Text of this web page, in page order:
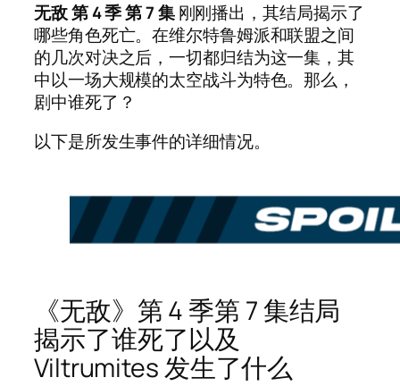
无敌第 4 季 第 7 集刚刚播出，其结局揭示了
哪些角色死亡。在维尔特鲁姆派和联盟之间
的几次对决之后，一切都归结为这一集，其
中以一场大规模的太空战斗为特色。那么，
剧中谁死了？
以下是所发生事件的详细情况。
《无敌》第 4 季第 7 集结局
揭示了谁死了以及
Viltrumites 发生了什么